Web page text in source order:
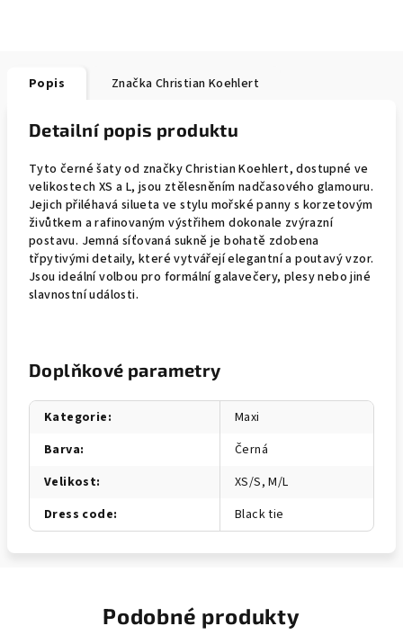
Popis Značka Christian Koehlert
Detailní popis produktu
Tyto černé šaty od značky Christian Koehlert, dostupné ve
velikostech XS a L, jsou ztělesněním nadčasového glamouru.
Jejich přiléhavá silueta ve stylu mořské panny s korzetovým
živůtkem a rafinovaným výstřihem dokonale zvýrazní
postavu. Jemná síťovaná sukně je bohatě zdobena
třpytivými detaily, které vytvářejí elegantní a poutavý vzor.
Jsou ideální volbou pro formální galavečery, plesy nebo jiné
slavnostní události.
Doplňkové parametry
Kategorie:
Maxi
Barva:
Černá
Velikost:
XS/S, M/L
Dress code: Black tie
Podobné produkty